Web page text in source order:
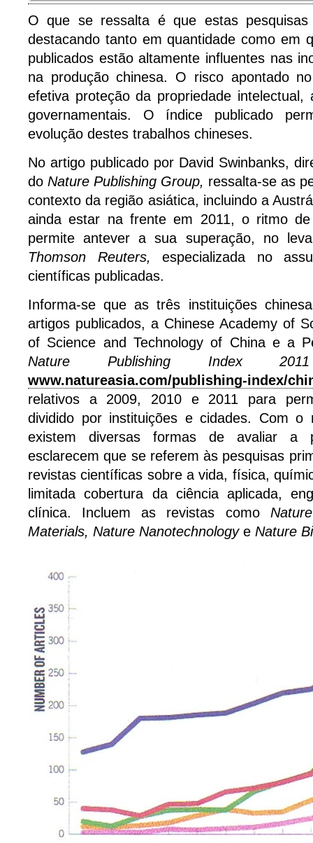
O que se ressalta é que estas
destacando tanto em quantidade como em
publicados estão altamente influentes nas
na produção chinesa. O risco apontado
efetiva proteção da propriedade intelectual,
governamentais. O índice publicado
evolução destes trabalhos chineses.
No artigo publicado por David Swinbanks,
do Nature Publishing Group, ressalta-se as
contexto da região asiática, incluindo a
ainda estar na frente em 2011, o ritmo de
permite antever a sua superação, no
Thomson Reuters, especializada no
científicas publicadas.
Informa-se que as três instituições
artigos publicados, a Chinese Academy of
of Science and Technology of China e a
Nature Publishing Index
www.natureasia.com/publishing-index/
relativos a 2009, 2010 e 2011 para
dividido por instituições e cidades. Com o
existem diversas formas de avaliar a
esclarecem que se referem às pesquisas
revistas científicas sobre a vida, física,
limitada cobertura da ciência aplicada,
clínica. Incluem as revistas como
Materials, Nature Nanotechnology e Nature